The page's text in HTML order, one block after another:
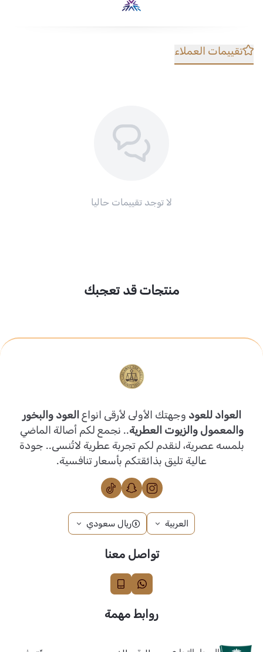
تقييمات العملاء
لا توجد تقييمات حاليا
منتجات قد تعجبك
العواد للعود وجهتك الأولى لأرقى انواع العود والبخور
والمعمول والزيوت العطرية.. نجمع لكم أصالة الماضي
بلمسه عصرية، لنقدم لكم تجربة عطرية لاتُنسى.. جودة
عالية تليق بذائقتكم بأسعار تنافسية.
العربية ريال سعودي
تواصل معنا
روابط مهمة